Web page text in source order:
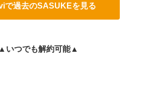
で過去のSASUKEを見る
▲いつでも解約可能▲